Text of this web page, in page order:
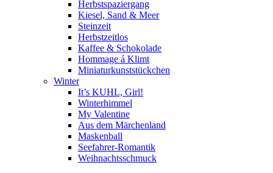
Herbstspaziergang
Kiesel, Sand & Meer
Steinzeit
Herbstzeitlos
Kaffee & Schokolade
Hommage á Klimt
Miniaturkunststückchen
Winter
It’s KUHL, Girl!
Winterhimmel
My Valentine
Aus dem Märchenland
Maskenball
Seefahrer-Romantik
Weihnachtsschmuck